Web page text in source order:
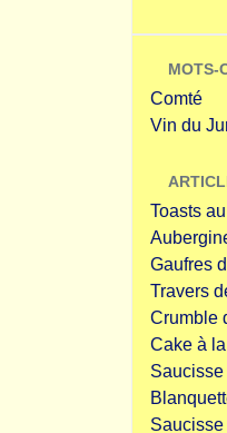
MOTS-
Comté
Vin du
Toasts
Gaufres
Travers
Crumble
Cake à